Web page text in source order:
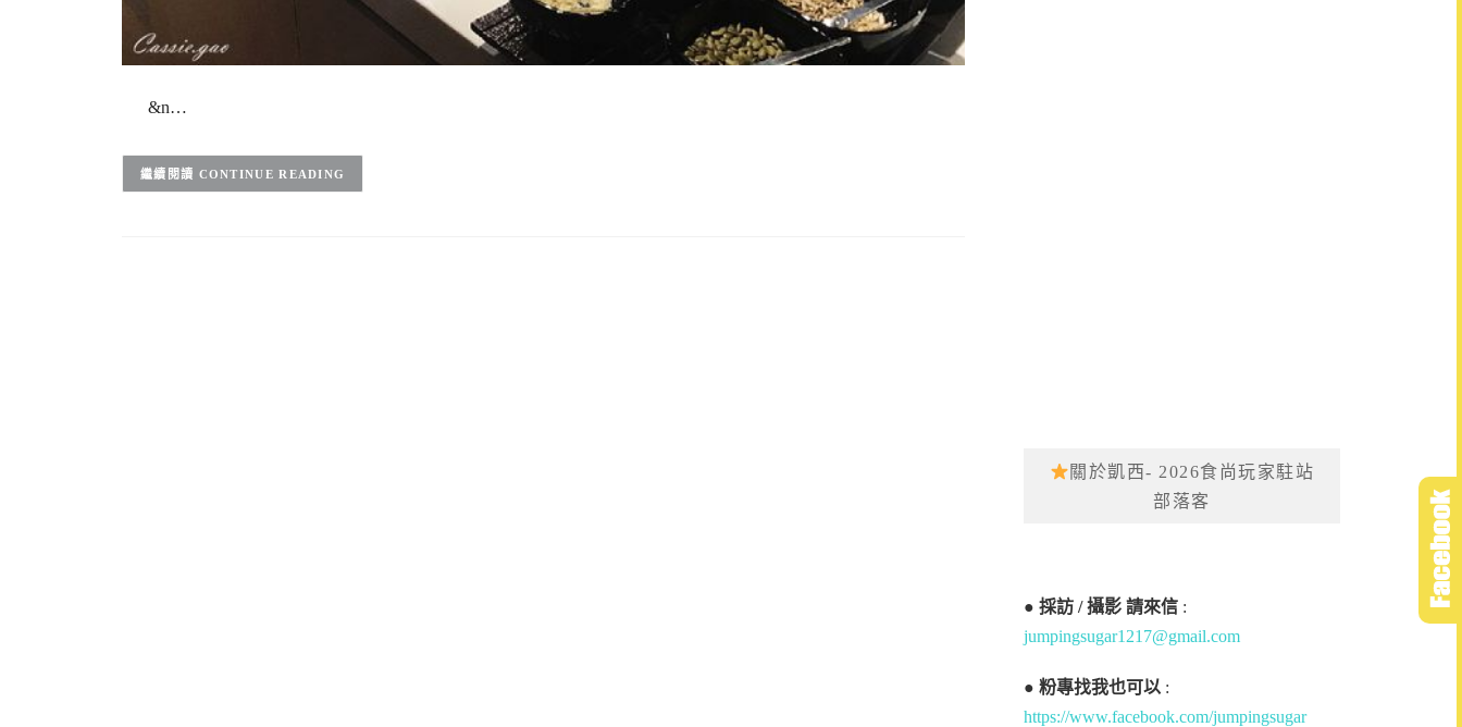
&n…
CONTINUE READING
關於凱西- 2026食尚玩家駐站
部落客
●採訪 / 攝影 請來信 :
jumpingsugar1217@gmail.com
●粉專找我也可以 :
https://www.facebook.com/jumpingsugar